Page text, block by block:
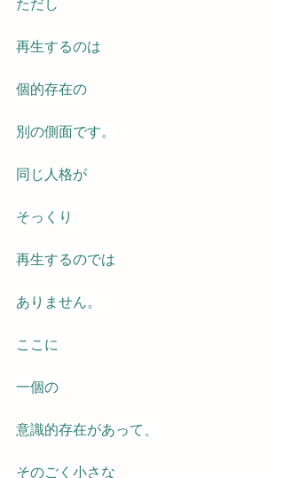
ただし
再生するのは
個的存在の
別の側面です。
同じ人格が
そっくり
再生するのでは
ありません。
ここに
一個の
意識的存在があって、
そのごく小さな